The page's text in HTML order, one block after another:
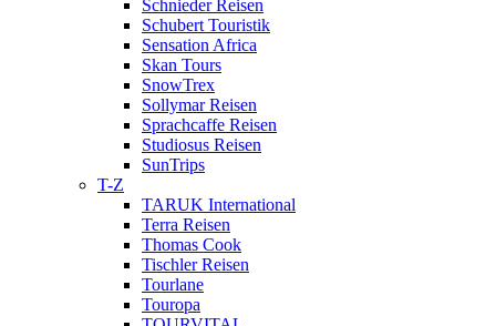
Schnieder Reisen
Schubert Touristik
Sensation Africa
Skan Tours
SnowTrex
Sollymar Reisen
Sprachcaffe Reisen
Studiosus Reisen
SunTrips
T-Z
TARUK International
Terra Reisen
Thomas Cook
Tischler Reisen
Tourlane
Touropa